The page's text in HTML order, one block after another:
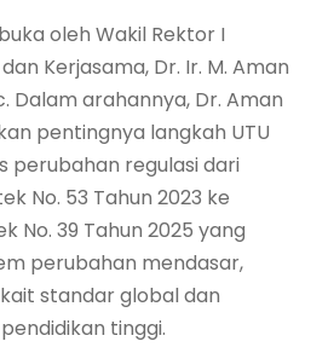
oleh Wakil Rektor I
Kerjasama, Dr. Ir. M. Aman
Dalam arahannya, Dr. Aman
pentingnya langkah UTU
perubahan regulasi dari
No. 53 Tahun 2023 ke
No. 39 Tahun 2025 yang
perubahan mendasar,
standar global dan
tinggi.